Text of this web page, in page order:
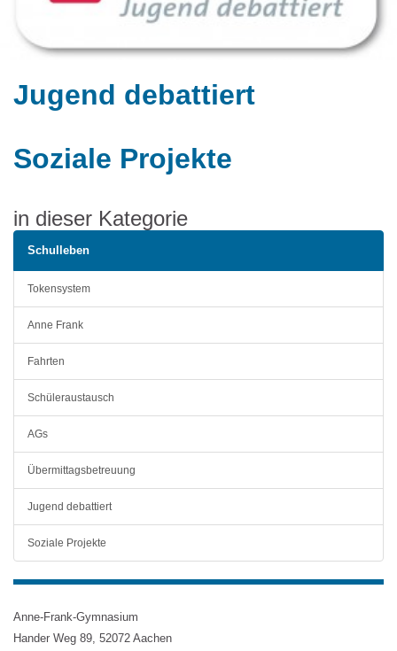
Jugend debattiert
Soziale Projekte
in dieser Kategorie
Schulleben
Tokensystem
Anne Frank
Fahrten
Schüleraustausch
AGs
Übermittagsbetreuung
Jugend debattiert
Soziale Projekte
Anne-Frank-Gymnasium
Hander Weg 89, 52072 Aachen